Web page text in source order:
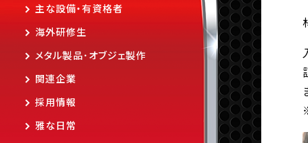
主な設備・有資格者
海外研修生
メタル製品･オブジェ製作
関連企業
採用情報
雅な日常